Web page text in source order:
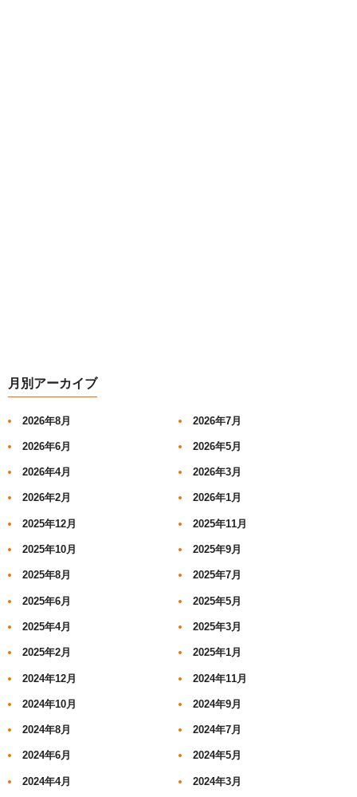
月別アーカイブ
2026年8月 2026年7月
2026年6月 2026年5月
2026年4月 2026年3月
2026年2月 2026年1月
2025年12月 2025年11月
2025年10月 2025年9月
2025年8月 2025年7月
2025年6月 2025年5月
2025年4月 2025年3月
2025年2月 2025年1月
2024年12月 2024年11月
2024年10月 2024年9月
2024年8月 2024年7月
2024年6月 2024年5月
2024年4月 2024年3月